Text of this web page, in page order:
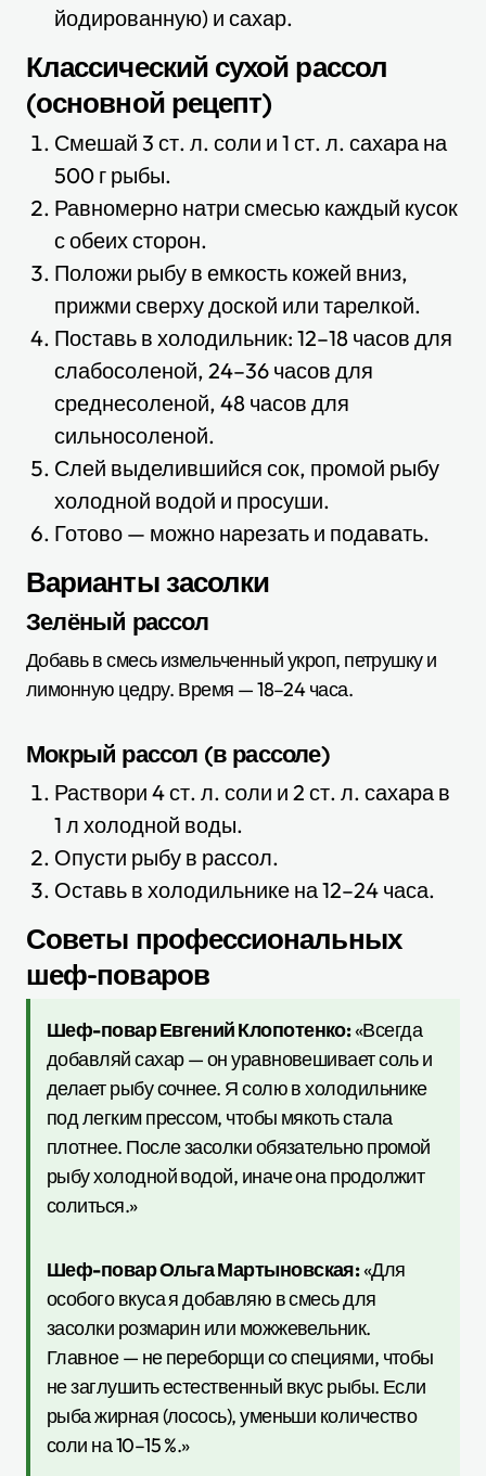
йодированную) и сахар.
Классический сухой рассол
(основной рецепт)
Смешай 3 ст. л. соли и 1 ст. л. сахара на
500 г рыбы.
Равномерно натри смесью каждый кусок
с обеих сторон.
Положи рыбу в емкость кожей вниз,
прижми сверху доской или тарелкой.
Поставь в холодильник: 12–18 часов для
слабосоленой, 24–36 часов для
среднесоленой, 48 часов для
сильносоленой.
Слей выделившийся сок, промой рыбу
холодной водой и просуши.
Готово — можно нарезать и подавать.
Варианты засолки
Зелёный рассол
Добавь в смесь измельченный укроп, петрушку и
лимонную цедру. Время — 18–24 часа.
Мокрый рассол (в рассоле)
Раствори 4 ст. л. соли и 2 ст. л. сахара в
1 л холодной воды.
Опусти рыбу в рассол.
Оставь в холодильнике на 12–24 часа.
Советы профессиональных
шеф-поваров
Шеф-повар Евгений Клопотенко:«Всегда
добавляй сахар — он уравновешивает соль и
делает рыбу сочнее. Я солю в холодильнике
под легким прессом, чтобы мякоть стала
плотнее. После засолки обязательно промой
рыбу холодной водой, иначе она продолжит
солиться.»
Шеф-повар Ольга Мартыновская:«Для
особого вкуса я добавляю в смесь для
засолки розмарин или можжевельник.
Главное — не переборщи со специями, чтобы
не заглушить естественный вкус рыбы. Если
рыба жирная (лосось), уменьши количество
соли на 10–15 %.»